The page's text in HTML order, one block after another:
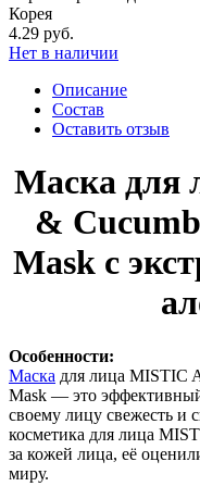
Корея
4.29 руб.
Нет в наличии
Описание
Состав
Оставить отзыв
Маска для
&
Mask с
Особенности:
Маска для лица MISTIC
Mask — это
своему лицу свежесть и
косметика для лица
за кожей лица, её
миру.